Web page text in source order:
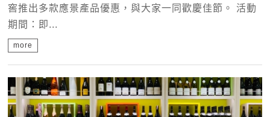
窖推出多款應景產品優惠，與大家一同歡慶佳節。 活動
期間：即...
more